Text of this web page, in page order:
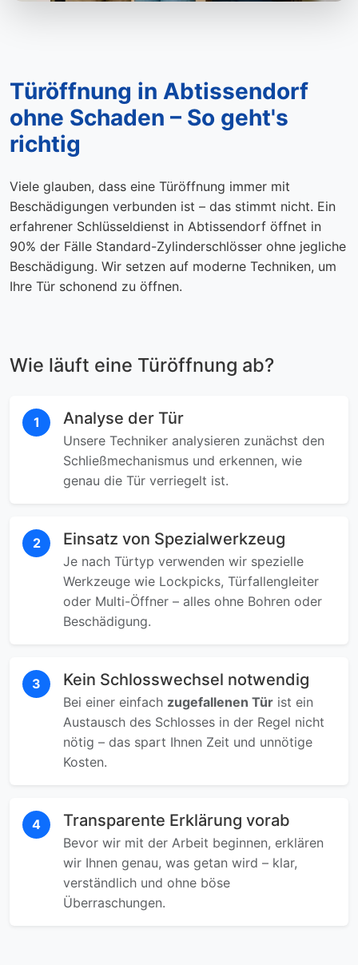
Türöffnung in Abtissendorf
ohne Schaden – So geht's
richtig
Viele glauben, dass eine Türöffnung immer mit
Beschädigungen verbunden ist – das stimmt nicht. Ein
erfahrener Schlüsseldienst in Abtissendorf öffnet in
90% der Fälle Standard-Zylinderschlösser ohne jegliche
Beschädigung. Wir setzen auf moderne Techniken, um
Ihre Tür schonend zu öffnen.
Wie läuft eine Türöffnung ab?
1 Analyse der Tür
Unsere Techniker analysieren zunächst den
Schließmechanismus und erkennen, wie
genau die Tür verriegelt ist.
2 Einsatz von Spezialwerkzeug
Je nach Türtyp verwenden wir spezielle
Werkzeuge wie Lockpicks, Türfallengleiter
oder Multi-Öffner – alles ohne Bohren oder
Beschädigung.
3 Kein Schlosswechsel notwendig
Bei einer einfach zugefallenen Tür ist ein
Austausch des Schlosses in der Regel nicht
nötig – das spart Ihnen Zeit und unnötige
Kosten.
4 Transparente Erklärung vorab
Bevor wir mit der Arbeit beginnen, erklären
wir Ihnen genau, was getan wird – klar,
verständlich und ohne böse
Überraschungen.